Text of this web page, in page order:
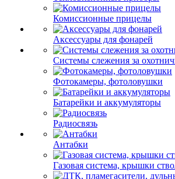
Комиссионные прицелы
Аксессуары для фонарей
Системы слежения за
Фотокамеры, фотоловушки
Батарейки и аккумуляторы
Радиосвязь
Антабки
Газовая система, крышки